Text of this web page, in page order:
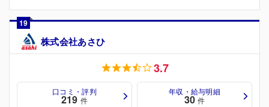
19
株式会社あさひ
3.7
口コミ・評判
219 件
年収・給与明細
30 件